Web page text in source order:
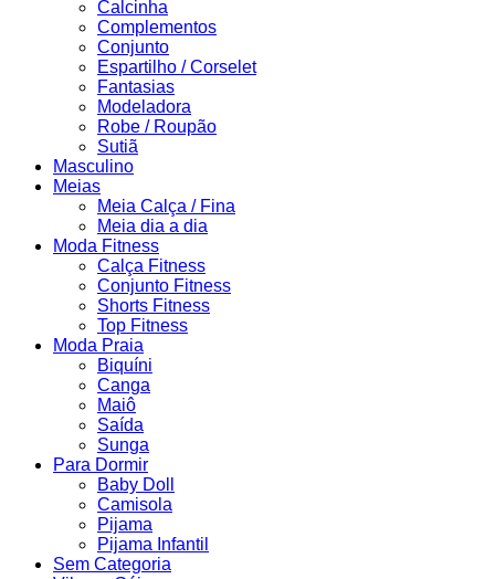
Calcinha
Complementos
Conjunto
Espartilho / Corselet
Fantasias
Modeladora
Robe / Roupão
Sutiã
Masculino
Meias
Meia Calça / Fina
Meia dia a dia
Moda Fitness
Calça Fitness
Conjunto Fitness
Shorts Fitness
Top Fitness
Moda Praia
Biquíni
Canga
Maiô
Saída
Sunga
Para Dormir
Baby Doll
Camisola
Pijama
Pijama Infantil
Sem Categoria